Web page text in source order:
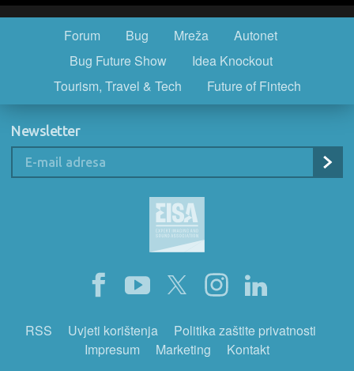
Forum Bug Mreža
Autonet
Bug Future Show
Idea Knockout
Tourism, Travel & Tech
Future of Fintech
Newsletter
RSS Uvjeti korištenja
Politika zaštite privatnosti
Impresum
Marketing Kontakt